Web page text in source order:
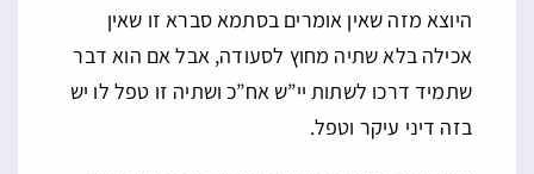
היוצא מזה שאין אומרים בסתמא סברא זו שאין
אכילה בלא שתיה מחוץ לסעודה, אבל אם הוא דבר
שתמיד דרכו לשתות יי”ש אח”כ ושתיה זו טפל לו יש
בזה דיני עיקר וטפל.